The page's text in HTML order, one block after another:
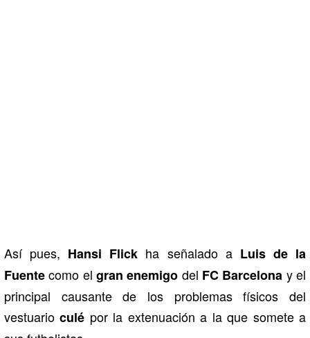
Así pues, Hansi Flick ha señalado a Luis de la
Fuentecomo el gran enemigo del FC Barcelona y el
principal causante de los problemas físicos del
vestuarioculé por la extenuación a la que somete a